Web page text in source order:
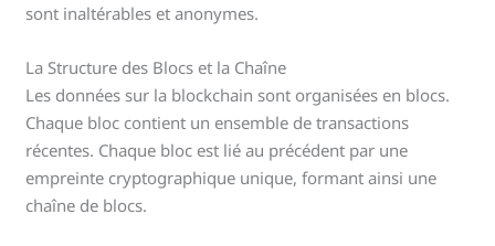
sont inaltérables et anonymes.
La Structure des Blocs et la Chaîne
Les données sur la blockchain sont organisées en blocs.
Chaque bloc contient un ensemble de transactions
récentes. Chaque bloc est lié au précédent par une
empreinte cryptographique unique, formant ainsi une
chaîne de blocs.